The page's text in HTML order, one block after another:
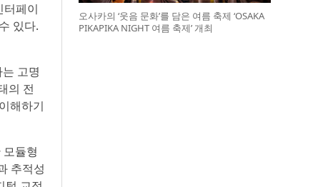
페이
있다.
고명
의 전
해하기
듈형
추적성
오사카의 ‘웃음 문화’를 담은 여름 축제 ‘OSAKA
PIKAPIKA NIGHT 여름 축제’ 개최